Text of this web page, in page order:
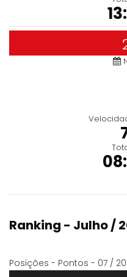
Ranking - Julho /
Posições - Pontos - 07 /